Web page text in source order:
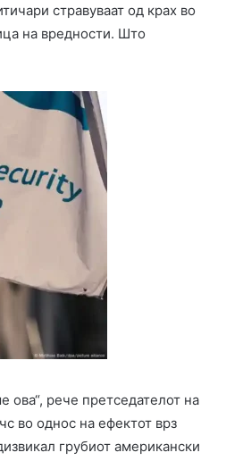
стравуваат од крах во
на вредности. Што
ова“, рече претседателот на
во однос на ефектот врз
грубиот американски